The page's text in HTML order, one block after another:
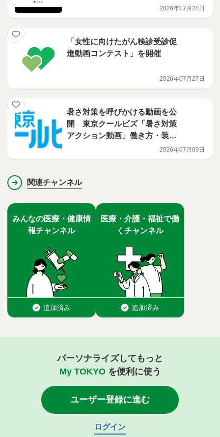
2026年07月28日
「女性に向けたがん検診受診促
進動画コンテスト」を開催
2026年07月27日
暑さ対策を呼びかける動画を公
開 東京クールビズ「暑さ対策
アクション動画」働き方・装い
2026年07月09日
関連チャンネル
パーソナライズしてもっと
My TOKYOを便利に使う
ユーザー登録に進む
ログイン